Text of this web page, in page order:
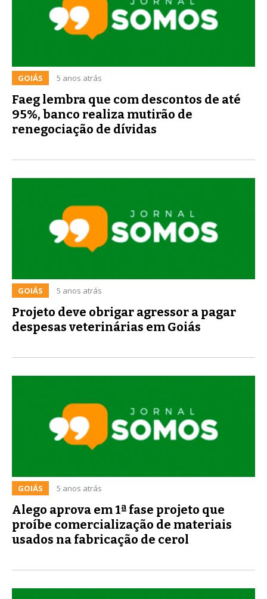
GOIÁS 5 anos atrás
Faeg lembra que com descontos de até
95%, banco realiza mutirão de
renegociação de dívidas
GOIÁS 5 anos atrás
Projeto deve obrigar agressor a pagar
despesas veterinárias em Goiás
GOIÁS 5 anos atrás
Alego aprova em 1ª fase projeto que
proíbe comercialização de materiais
usados na fabricação de cerol